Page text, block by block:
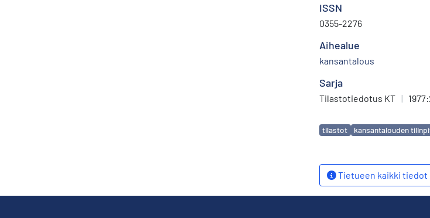
ISSN
0355-2276
Aihealue
kansantalous
Sarja
Tilastotiedotus KT |
Avainsanat
tilastot kansantalouden
Tietueen kaikki tiedot